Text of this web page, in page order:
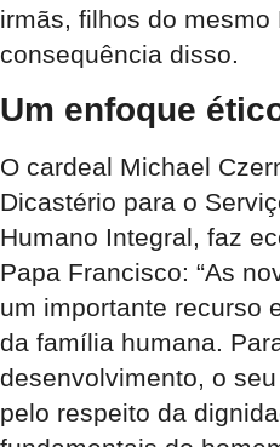
irmãs, filhos do mesmo
consequência disso.
Um enfoque
O cardeal Michael
Dicastério para o
Humano Integral, faz
Papa Francisco: “As
um importante recurso
da família humana.
desenvolvimento, o
pelo respeito da